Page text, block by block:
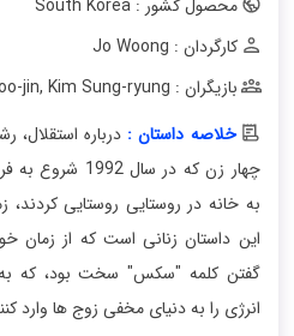
محصول کشور : South Korea
کارگردان : Jo Woong
بازیگران : Kim So-yeon
jin, Kim Sung-ryung
خلاصه داستان : درباره استقلال،
چهار زن که در
به خانه در روستایی روستایی
این داستان زنانی است که از زمان
گفتن کلمه "سکس" سخت بود، که به
انرژی را به دنیای مخفی زوج ها وارد